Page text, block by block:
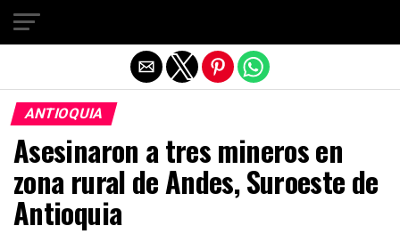
ANTIOQUIA
Asesinaron a tres mineros en
zona rural de Andes, Suroeste de
Antioquia